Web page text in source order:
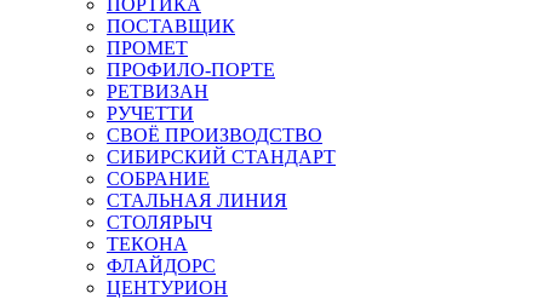
ПОРТИКА
ПОСТАВЩИК
ПРОМЕТ
ПРОФИЛО-ПОРТЕ
РЕТВИЗАН
РУЧЕТТИ
СВОЁ ПРОИЗВОДСТВО
СИБИРСКИЙ СТАНДАРТ
СОБРАНИЕ
СТАЛЬНАЯ ЛИНИЯ
СТОЛЯРЫЧ
ТЕКОНА
ФЛАЙДОРС
ЦЕНТУРИОН